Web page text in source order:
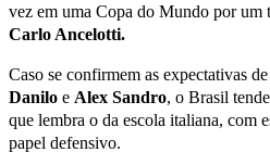
vez em uma Copa do Mundo por um
Carlo Ancelotti.
Caso se confirmem as expectativas de
Danilo e Alex Sandro, o Brasil
que lembra o da escola italiana, com
papel defensivo.